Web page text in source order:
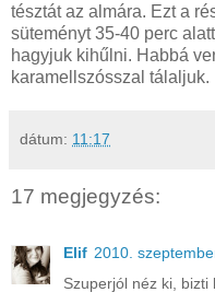
tésztát az almára. Ezt a
süteményt 35-40 perc
hagyjuk kihűlni. Habbá
karamellszósszal tálaljuk.
dátum: 11:17
17 megjegyzés:
Elif 2010.
Szuperjól néz ki, bizti